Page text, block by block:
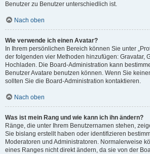
Benutzer zu Benutzer unterschiedlich ist.
Nach oben
Wie verwende ich einen Avatar?
In Ihrem persönlichen Bereich können Sie unter
der folgenden vier Methoden hinzufügen: Gravatar,
Hochladen. Die Board-Administration kann
Benutzer Avatare benutzen können. Wenn Sie
sollten Sie die Board-Administration kontaktieren.
Nach oben
Was ist mein Rang und wie kann ich ihn ändern?
Ränge, die unter Ihrem Benutzernamen stehen,
Sie bislang erstellt haben oder identifizieren
Moderatoren und Administratoren. Normalerweise
eines Ranges nicht direkt ändern, da sie von der